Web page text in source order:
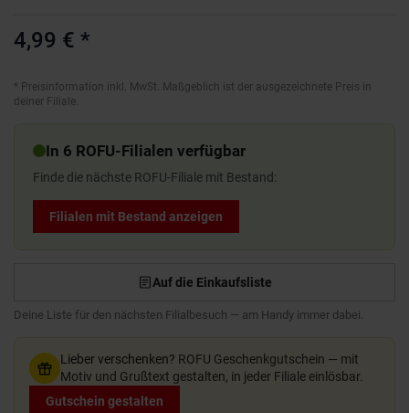
4,99 € *
* Preisinformation inkl. MwSt. Maßgeblich ist der ausgezeichnete Preis in
deiner Filiale.
In 6 ROFU-Filialen verfügbar
Finde die nächste ROFU-Filiale mit Bestand:
Filialen mit Bestand anzeigen
Auf die Einkaufsliste
Deine Liste für den nächsten Filialbesuch — am Handy immer dabei.
Lieber verschenken? ROFU Geschenkgutschein — mit
Motiv und Grußtext gestalten, in jeder Filiale einlösbar.
Gutschein gestalten